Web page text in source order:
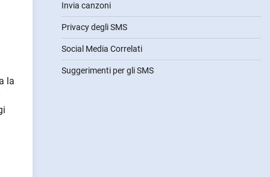
la
Invia canzoni
Privacy degli SMS
Social Media Correlati
Suggerimenti per gli SMS